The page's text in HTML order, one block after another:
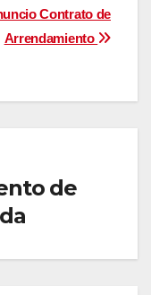
Contrato de
Arrendamiento
de